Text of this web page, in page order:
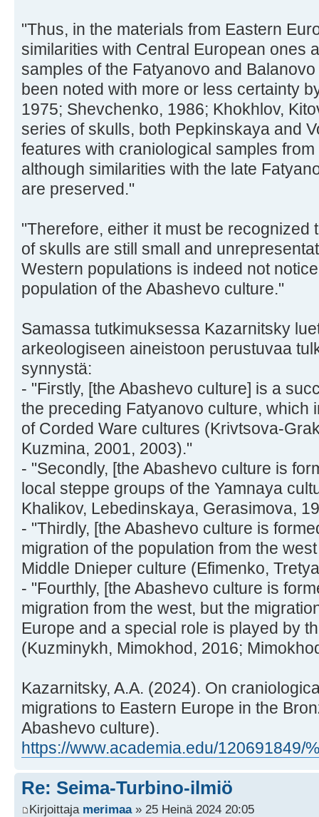
"Thus, in the materials from Eastern
similarities with Central European ones
samples of the Fatyanovo and
been noted with more or less certainty
1975; Shevchenko, 1986; Khokhlov,
series of skulls, both Pepkinskaya and
features with craniological samples
although similarities with the late
are preserved."
"Therefore, either it must be recognized
of skulls are still small and
Western populations is indeed not
population of the Abashevo culture."
Samassa tutkimuksessa Kazarnitsky
arkeologiseen aineistoon perustuvaa
synnystä:
- "Firstly, [the Abashevo culture] is a
the preceding Fatyanovo culture, which
of Corded Ware cultures (Krivtsova-
Kuzmina, 2001, 2003)."
- "Secondly, [the Abashevo culture is
local steppe groups of the Yamnaya
Khalikov, Lebedinskaya, Gerasimova,
- "Thirdly, [the Abashevo culture is
migration of the population from the
Middle Dnieper culture (Efimenko,
- "Fourthly, [the Abashevo culture is
migration from the west, but the
Europe and a special role is played by
(Kuzminykh, Mimokhod, 2016;
Kazarnitsky, A.A. (2024). On
migrations to Eastern Europe in the
Abashevo culture).
https://www.academia.edu/120691849/
Re: Seima-Turbino-ilmiö
Kirjoittaja merimaa» 25 Heinä 2024 20:05